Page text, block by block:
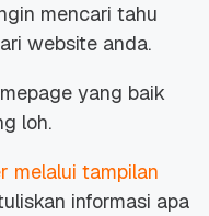
mencari tahu
website anda.
yang baik
loh.
melalui tampilan
informasi apa